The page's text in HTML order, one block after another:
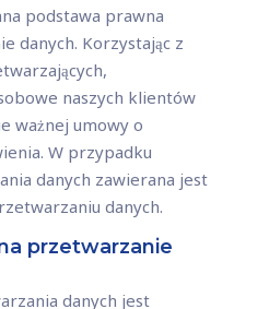
podstawa prawna
danych. Korzystając z
naszych klientów
ważnej umowy o
W przypadku
danych zawierana jest
danych.
przetwarzanie
danych jest